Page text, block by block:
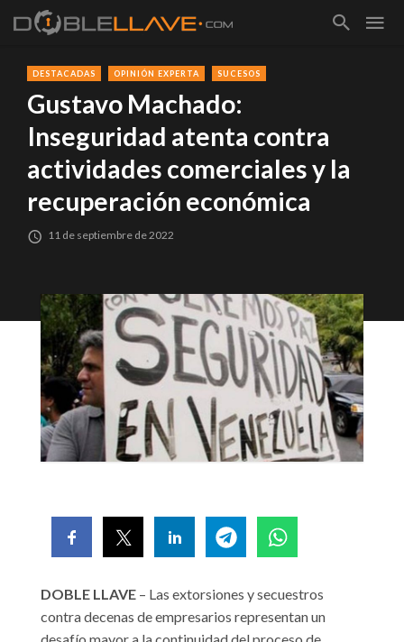
DESTACADAS OPINIÓN EXPERTA SUCESOS
Gustavo Machado:
Inseguridad atenta contra
actividades comerciales y la
recuperación económica
11 de septiembre de 2022
DOBLE LLAVE – Las extorsiones y secuestros
contra decenas de empresarios representan un